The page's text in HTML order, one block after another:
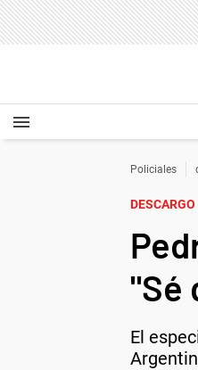
Policiales
DESCARGO
"Sé
El